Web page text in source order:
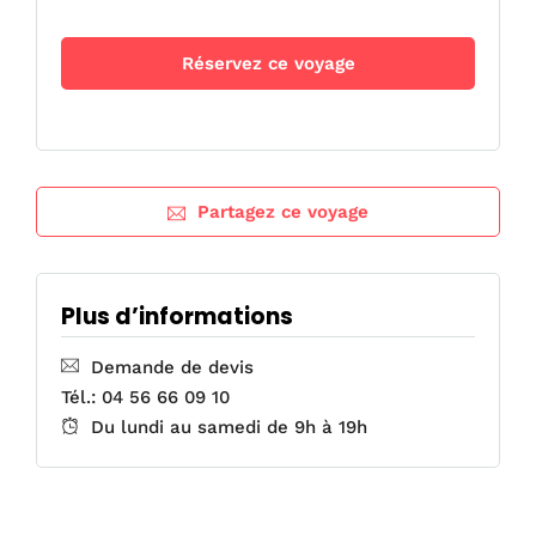
Réservez ce voyage
Partagez ce voyage
Plus d’informations
Demande de devis
Tél.: 04 56 66 09 10
Du lundi au samedi de 9h à 19h